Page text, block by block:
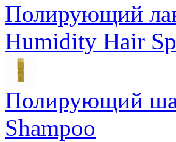
Полирующий
Humidity Hair
Полирующий
Shampoo